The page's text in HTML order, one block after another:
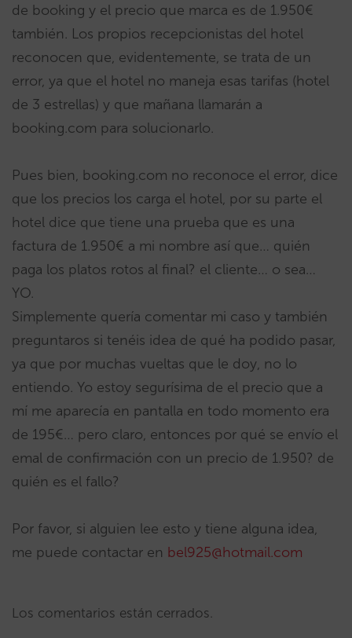
de booking y el precio que marca es de 1.950€
también. Los propios recepcionistas del hotel
reconocen que, evidentemente, se trata de un
error, ya que el hotel no maneja esas tarifas (hotel
de 3 estrellas) y que mañana llamarán a
booking.com para solucionarlo.
Pues bien, booking.com no reconoce el error, dice
que los precios los carga el hotel, por su parte el
hotel dice que tiene una prueba que es una
factura de 1.950€ a mi nombre así que… quién
paga los platos rotos al final? el cliente… o sea…
YO.
Simplemente quería comentar mi caso y también
preguntaros si tenéis idea de qué ha podido pasar,
ya que por muchas vueltas que le doy, no lo
entiendo. Yo estoy segurísima de el precio que a
mí me aparecía en pantalla en todo momento era
de 195€… pero claro, entonces por qué se envío el
emal de confirmación con un precio de 1.950? de
quién es el fallo?
Por favor, si alguien lee esto y tiene alguna idea,
me puede contactar en bel925@hotmail.com
Los comentarios están cerrados.